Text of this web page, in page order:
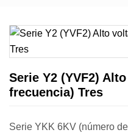
Serie Y2 (YVF2)
frecuencia) Tres
Serie YKK 6KV (número